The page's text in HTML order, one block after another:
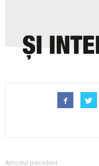
Articolul precedent